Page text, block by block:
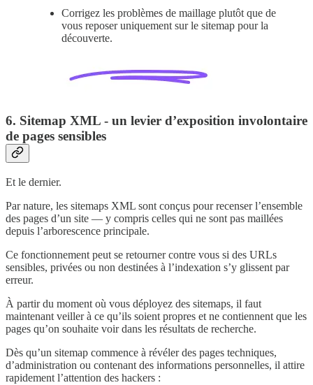
Corrigez les problèmes de maillage plutôt que de
vous reposer uniquement sur le sitemap pour la
découverte.
6. Sitemap XML - un levier d’exposition involontaire
de pages sensibles
Et le dernier.
Par nature, les sitemaps XML sont conçus pour recenser l’ensemble
des pages d’un site — y compris celles qui ne sont pas maillées
depuis l’arborescence principale.
Ce fonctionnement peut se retourner contre vous si des URLs
sensibles, privées ou non destinées à l’indexation s’y glissent par
erreur.
À partir du moment où vous déployez des sitemaps, il faut
maintenant veiller à ce qu’ils soient propres et ne contiennent que les
pages qu’on souhaite voir dans les résultats de recherche.
Dès qu’un sitemap commence à révéler des pages techniques,
d’administration ou contenant des informations personnelles, il attire
rapidement l’attention des hackers :